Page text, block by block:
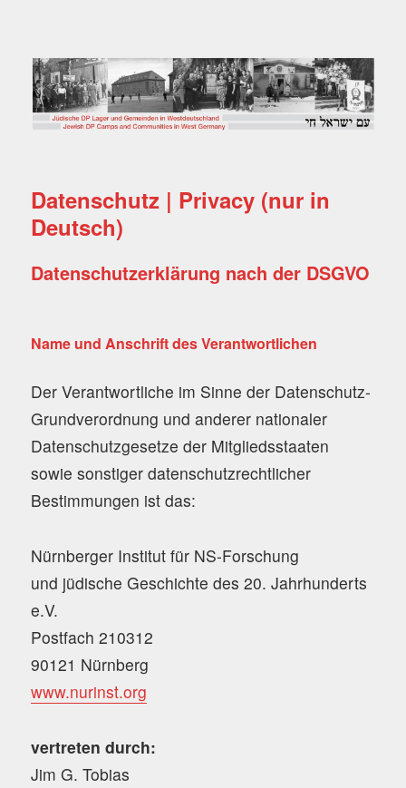
Jüdische DP Lager und
Gemeinden in
Westdeutschland
Datenschutz | Privacy (nur in
Deutsch)
Datenschutzerklärung nach der DSGVO
Name und Anschrift des Verantwortlichen
Der Verantwortliche im Sinne der Datenschutz-
Grundverordnung und anderer nationaler
Datenschutzgesetze der Mitgliedsstaaten
sowie sonstiger datenschutzrechtlicher
Bestimmungen ist das:
Nürnberger Institut für NS-Forschung
und jüdische Geschichte des 20. Jahrhunderts
e.V.
Postfach 210312
90121 Nürnberg
www.nurinst.org
vertreten durch:
Jim G. Tobias